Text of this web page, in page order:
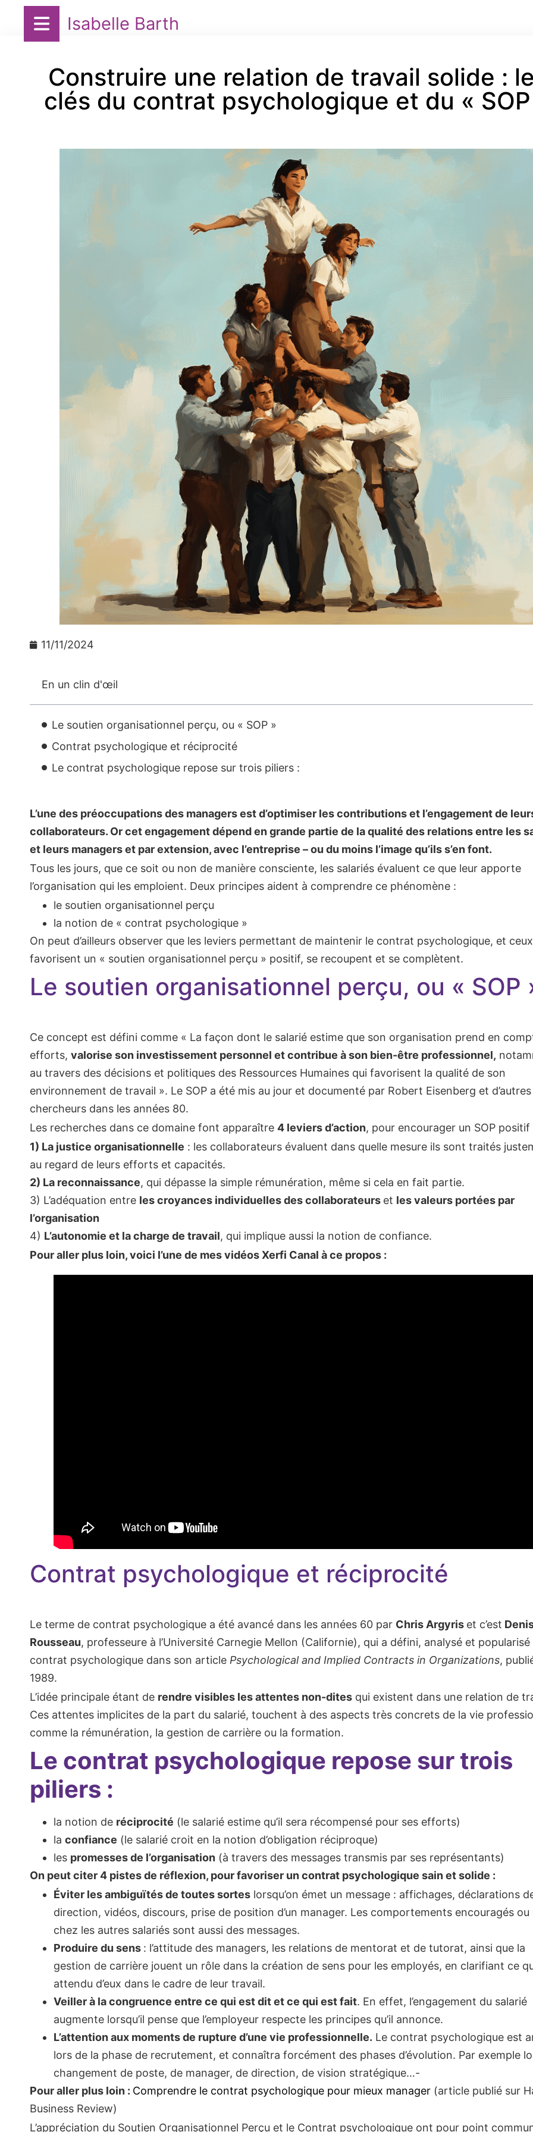
Isabelle Barth
Construire une relation de travail solide :
clés du contrat psychologique et du «
11/11/2024
En un clin d'œil
Le soutien organisationnel perçu, ou « SOP »
Contrat psychologique et réciprocité
Le contrat psychologique repose sur trois piliers :
L’une des préoccupations des managers est d’optimiser les contributions et l’engagement de
collaborateurs. Or cet engagement dépend en grande partie de la qualité des relations entre les
et leurs managers et par extension, avec l’entreprise – ou du moins l’image qu’ils s’en font.
Tous les jours, que ce soit ou non de manière consciente, les salariés évaluent ce que leur apporte
l’organisation qui les emploient. Deux principes aident à comprendre ce phénomène :
le soutien organisationnel perçu
la notion de « contrat psychologique »
On peut d’ailleurs observer que les leviers permettant de maintenir le contrat psychologique, et
favorisent un « soutien organisationnel perçu » positif, se recoupent et se complètent.
Le soutien organisationnel perçu, ou « SOP
Ce concept est défini comme « La façon dont le salarié estime que son organisation prend en
efforts, valorise son investissement personnel et contribue à son bien-être professionnel,
au travers des décisions et politiques des Ressources Humaines qui favorisent la qualité de son
environnement de travail ». Le SOP a été mis au jour et documenté par Robert Eisenberg et d’autres
chercheurs dans les années 80.
Les recherches dans ce domaine font apparaître 4 leviers d’action, pour encourager un SOP positif
1) La justice organisationnelle : les collaborateurs évaluent dans quelle mesure ils sont traités
au regard de leurs efforts et capacités.
2) La reconnaissance, qui dépasse la simple rémunération, même si cela en fait partie.
3) L’adéquation entre les croyances individuelles des collaborateurs et les valeurs portées par
l’organisation
4) L’autonomie et la charge de travail, qui implique aussi la notion de confiance.
Pour aller plus loin, voici l’une de mes vidéos Xerfi Canal à ce propos :
Contrat psychologique et réciprocité
Le terme de contrat psychologique a été avancé dans les années 60 par Chris Argyris et c’est
Rousseau, professeure à l’Université Carnegie Mellon (Californie), qui a défini, analysé et popularisé
contrat psychologique dans son article Psychological and Implied Contracts in Organizations,
1989.
L’idée principale étant de rendre visibles les attentes non-dites qui existent dans une relation de
Ces attentes implicites de la part du salarié, touchent à des aspects très concrets de la vie
comme la rémunération, la gestion de carrière ou la formation.
Le contrat psychologique repose sur trois
piliers :
la notion de réciprocité (le salarié estime qu’il sera récompensé pour ses efforts)
la confiance (le salarié croit en la notion d’obligation réciproque)
les promesses de l’organisation (à travers des messages transmis par ses représentants)
On peut citer 4 pistes de réflexion, pour favoriser un contrat psychologique sain et solide :
Éviter les ambiguïtés de toutes sortes lorsqu’on émet un message : affichages, déclarations
direction, vidéos, discours, prise de position d’un manager. Les comportements encouragés ou
chez les autres salariés sont aussi des messages.
Produire du sens : l’attitude des managers, les relations de mentorat et de tutorat, ainsi que la
gestion de carrière jouent un rôle dans la création de sens pour les employés, en clarifiant ce
attendu d’eux dans le cadre de leur travail.
Veiller à la congruence entre ce qui est dit et ce qui est fait. En effet, l’engagement du salarié
augmente lorsqu’il pense que l’employeur respecte les principes qu’il annonce.
L’attention aux moments de rupture d’une vie professionnelle. Le contrat psychologique est
lors de la phase de recrutement, et connaîtra forcément des phases d’évolution. Par exemple
changement de poste, de manager, de direction, de vision stratégique…-
Pour aller plus loin : Comprendre le contrat psychologique pour mieux manager (article publié sur
Business Review)
L’appréciation du Soutien Organisationnel Perçu et le Contrat psychologique ont pour point